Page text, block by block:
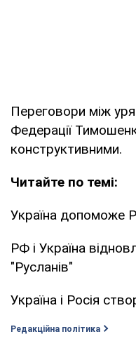
Переговори між
Федерації
конструктивними.
Читайте по темі:
Україна допоможе
РФ і Україна
"Русланів"
Україна і Росія
Редакційна політика